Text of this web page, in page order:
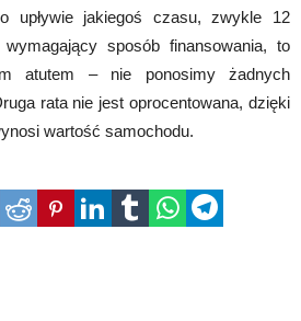
upływie jakiegoś czasu, zwykle 12
sposób finansowania, to
atutem – nie ponosimy żadnych
rata nie jest oprocentowana, dzięki
wartość samochodu.